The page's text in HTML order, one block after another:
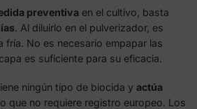
preventiva en el cultivo, basta
. Al diluirlo en el pulverizador, es
fría. No es necesario empapar las
es suficiente para su eficacia.
ningún tipo de biocida y actúa
lo que no requiere registro europeo. Los